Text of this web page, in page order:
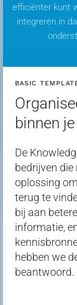
efficiënter kunt
integreren in
BASIC
binnen
De
bedrijven
oplossing
terug te
bij aan
informatie,
hebben we
beantwoord.